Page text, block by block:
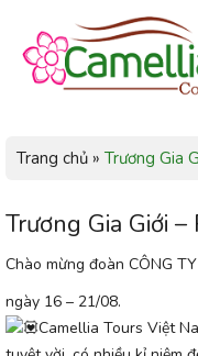
Trang chủ » Trương Gia
Trương Gia Giới
Chào mừng đoàn CÔNG
ngày 16 – 21/08.
Camellia Tours Việt